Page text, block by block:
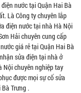
nước tại Quận Hai Bà
Là Công ty chuyên lắp
điện nước tại nhà Hà Nội
Hải chuyên cung cấp
giá rẻ tại Quận Hai Bà
sửa điện tại nhà ở
Nội chuyên nghiệp tay
được mọi sự cố sửa
Trưng .